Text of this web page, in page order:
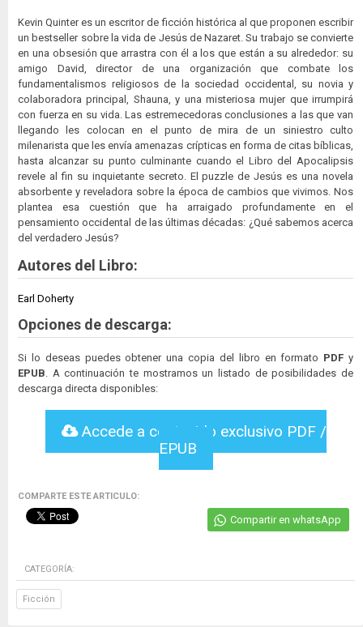
Kevin Quinter es un escritor de ficción histórica al que proponen escribir
un bestseller sobre la vida de Jesús de Nazaret. Su trabajo se convierte
en una obsesión que arrastra con él a los que están a su alrededor: su
amigo David, director de una organización que combate los
fundamentalismos religiosos de la sociedad occidental, su novia y
colaboradora principal, Shauna, y una misteriosa mujer que irrumpirá
con fuerza en su vida. Las estremecedoras conclusiones a las que van
llegando les colocan en el punto de mira de un siniestro culto
milenarista que les envía amenazas crípticas en forma de citas bíblicas,
hasta alcanzar su punto culminante cuando el Libro del Apocalipsis
revele al fin su inquietante secreto. El puzzle de Jesús es una novela
absorbente y reveladora sobre la época de cambios que vivimos. Nos
plantea esa cuestión que ha arraigado profundamente en el
pensamiento occidental de las últimas décadas: ¿Qué sabemos acerca
del verdadero Jesús?
Autores del Libro:
Earl Doherty
Opciones de descarga:
Si lo deseas puedes obtener una copia del libro en formato PDF y
EPUB . A continuación te mostramos un listado de posibilidades de
descarga directa disponibles:
Accede a contenido exclusivo PDF /
EPUB
COMPARTE ESTE ARTICULO:
Compartir en whatsApp
CATEGORÍA:
Ficción